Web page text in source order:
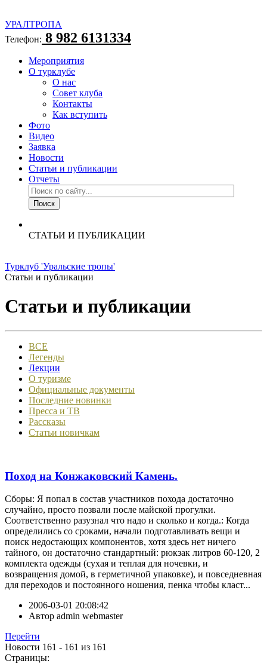
УРАЛТРОПА
Телефон: 8 982 6131334
Мероприятия
О турклубе
О нас
Совет клуба
Контакты
Как вступить
Фото
Видео
Заявка
Новости
Статьи и публикации
Отчеты
СТАТЬИ И ПУБЛИКАЦИИ
Турклуб 'Уральские тропы'
Статьи и публикации
Статьи и публикации
ВСЕ
Легенды
Лекции
О туризме
Официальные документы
Последние новинки
Пресса и ТВ
Рассказы
Статьи новичкам
Поход на Конжаковский Камень.
Сборы: Я попал в состав участников похода достаточно
случайно, просто позвали после майской прогулки.
Соответственно разузнал что надо и сколько и когда.: Когда
определились со сроками, начали подготавливать вещи и
поиск недостающих компонентов, хотя здесь нет ничего
тайного, он достаточно стандартный: рюкзак литров 60-120, 2
комплекта одежды (сухая и теплая для ночевки, и
возвращения домой, в герметичной упаковке), и повседневная
для переходов и постоянного ношения, пенка чтобы класт...
2006-03-01 20:08:42
Автор admin webmaster
Перейти
Новости 161 - 161 из 161
Страницы: